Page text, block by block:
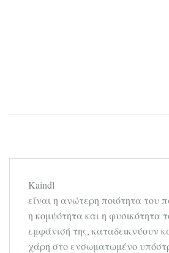
Kaindl
είναι η ανώτερη ποιότητα του
η κομψότητα και η φυσικότητα
εμφάνισή της, καταδεικνύουν
χάρη στο ενσωματωμένο